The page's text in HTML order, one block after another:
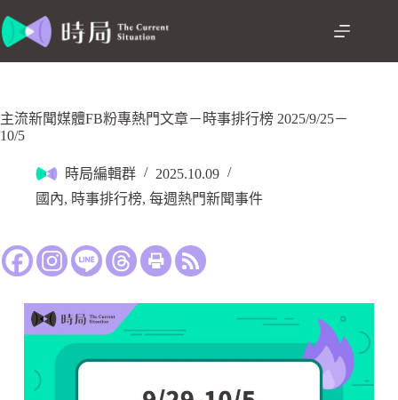
主流新聞媒體FB粉專熱門文章－時事排行榜 2025/9/25－
10/5
時局編輯群
2025.10.09
國內, 時事排行榜, 每週熱門新聞事件